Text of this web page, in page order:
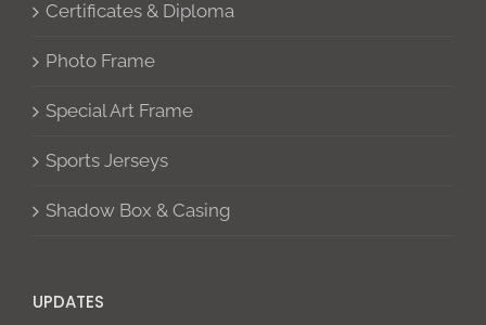
Certificates & Diploma
Photo Frame
Special Art Frame
Sports Jerseys
Shadow Box & Casing
UPDATES